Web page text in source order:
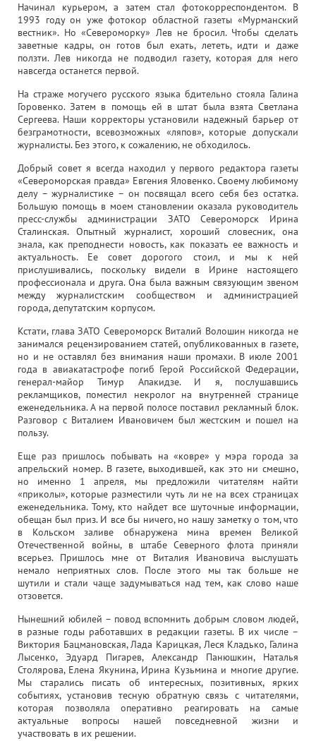
Начинал курьером, а затем стал фотокорреспондентом. В
1993 году он уже фотокор областной газеты «Мурманский
вестник». Но «Североморку» Лев не бросил. Чтобы сделать
заветные кадры, он готов был ехать, лететь, идти и даже
ползти. Лев никогда не подводил газету, которая для него
навсегда останется первой.
На страже могучего русского языка бдительно стояла Галина
Горовенко. Затем в помощь ей в штат была взята Светлана
Сергеева. Наши корректоры установили надежный барьер от
безграмотности, всевозможных «ляпов», которые допускали
журналисты. Без этого, к сожалению, не обходилось.
Добрый совет я всегда находил у первого редактора газеты
«Североморская правда» Евгения Яловенко. Своему любимому
делу – журналистике – он посвящал всего себя без остатка.
Большую помощь в моем становлении оказала руководитель
пресс-службы администрации ЗАТО Североморск Ирина
Сталинская. Опытный журналист, хороший словесник, она
знала, как преподнести новость, как показать ее важность и
актуальность. Ее совет дорогого стоил, и мы к ней
прислушивались, поскольку видели в Ирине настоящего
профессионала и друга. Она была важным связующим звеном
между журналистским сообществом и администрацией
города, депутатским корпусом.
Кстати, глава ЗАТО Североморск Виталий Волошин никогда не
занимался рецензированием статей, опубликованных в газете,
но и не оставлял без внимания наши промахи. В июле 2001
года в авиакатастрофе погиб Герой Российской Федерации,
генерал-майор Тимур Апакидзе. И я, послушавшись
рекламщиков, поместил некролог на внутренней странице
еженедельника. А на первой полосе поставил рекламный блок.
Разговор с Виталием Ивановичем был жестским и пошел на
пользу.
Еще раз пришлось побывать на «ковре» у мэра города за
апрельский номер. В газете, выходившей, как это ни смешно,
но именно 1 апреля, мы предложили читателям найти
«приколы», которые разместили чуть ли не на всех страницах
еженедельника. Тому, кто найдет все шуточные информации,
обещан был приз. И все бы ничего, но нашу заметку о том, что
в Кольском заливе обнаружена мина времен Великой
Отечественной войны, в штабе Северного флота приняли
всерьез. Пришлось мне от Виталия Ивановича выслушать
немало неприятных слов. После этого мы так больше не
шутили и стали чаще задумываться над тем, как слово наше
отзовется.
Нынешний юбилей – повод вспомнить добрым словом людей,
в разные годы работавших в редакции газеты. В их числе –
Виктория Бацмановская, Лада Карицкая, Леся Кладько, Галина
Лысенко, Эдуард Пигарев, Александр Панюшкин, Наталья
Столярова, Елена Якунина, Ирина Кузьмина и многие другие.
Мы старались писать об интересных, позитивных, ярких
событиях, установив тесную обратную связь с читателями,
которая позволяла оперативно реагировать на самые
актуальные вопросы нашей повседневной жизни и
участвовать в их решении.